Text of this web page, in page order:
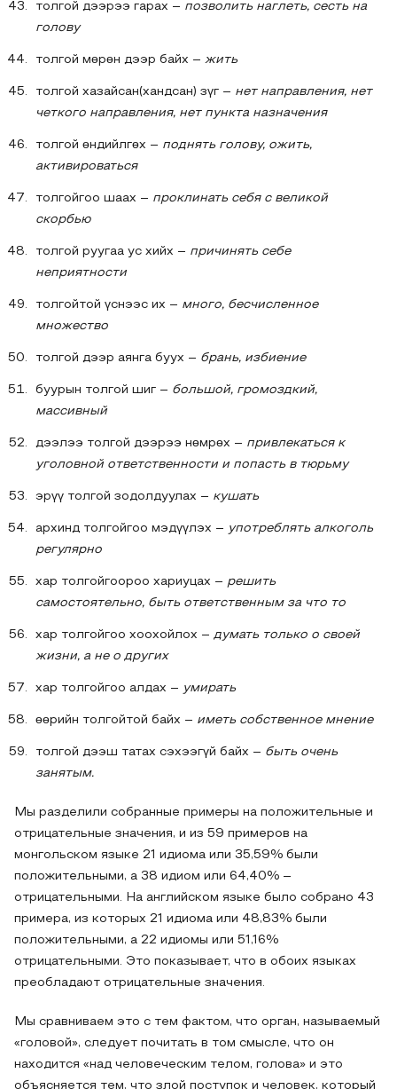
толгой дээрээ гарах – позволить наглеть, сесть на
голову
толгой мөрөн дээр байх – жить
толгой хазайсан(хандсан) зүг – нет направления, нет
четкого направления, нет пункта назначения
толгой өндийлгөх – поднять голову, ожить,
активироваться
толгойгоо шаах – проклинать себя с великой
скорбью
толгой руугаа ус хийх – причинять себе
неприятности
толгойтой үснээс их – много, бесчисленное
множество
толгой дээр аянга буух – брань, избиение
буурын толгой шиг – большой, громоздкий,
массивный
дээлээ толгой дээрээ нөмрөх – привлекаться к
уголовной ответственности и попасть в тюрьму
эрүү толгой зодолдуулах – кушать
архинд толгойгоо мэдүүлэх – употреблять алкоголь
регулярно
хар толгойгоороо хариуцах – решить
самостоятельно, быть ответственным за что то
хар толгойгоо хоохойлох – думать только о своей
жизни, а не о других
хар толгойгоо алдах – умирать
өөрийн толгойтой байх – иметь собственное мнение
толгой дээш татах сэхээгүй байх – быть очень
занятым.
Мы разделили собранные примеры на положительные и
отрицательные значения, и из 59 примеров на
монгольском языке 21 идиома или 35,59% были
положительными, а 38 идиом или 64,40% –
отрицательными. На английском языке было собрано 43
примера, из которых 21 идиома или 48,83% были
положительными, а 22 идиомы или 51,16%
отрицательными. Это показывает, что в обоих языках
преобладают отрицательные значения.
Мы сравниваем это с тем фактом, что орган, называемый
«головой», следует почитать в том смысле, что он
находится «над человеческим телом, голова» и это
объясняется тем, что злой поступок и человек, который